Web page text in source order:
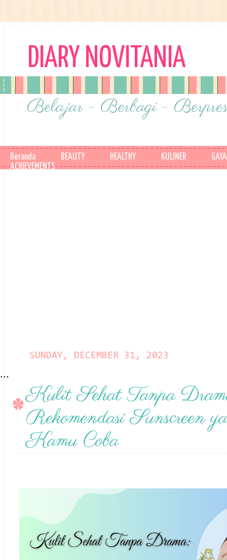
DIARY NOVITANIA
Belajar - Berbagi -
Beranda BEAUTY HEALTHY KULINER
ACHIEVEMENTS
SUNDAY, DECEMBER 31, 2023
...
Kulit Sehat Tanpa
Rekomendasi Sunscreen
Kamu Coba